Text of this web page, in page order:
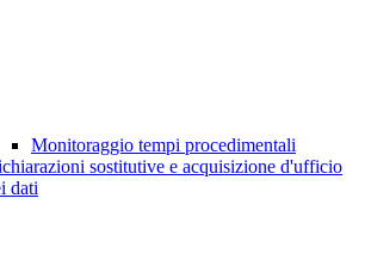
Monitoraggio tempi procedimentali
sostitutive e acquisizione d'ufficio
dati